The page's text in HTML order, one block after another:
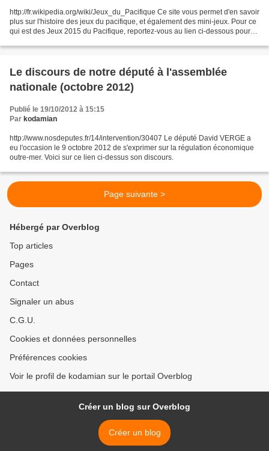
http://fr.wikipedia.org/wiki/Jeux_du_Pacifique Ce site vous permet d'en savoir
plus sur l'histoire des jeux du pacifique, et également des mini-jeux. Pour ce
qui est des Jeux 2015 du Pacifique, reportez-vous au lien ci-dessous pour
Le discours de notre député à l'assemblée
nationale (octobre 2012)
Publié le 19/10/2012 à 15:15
Par kodamian
http://www.nosdeputes.fr/14/intervention/30407 Le député David VERGE a
eu l'occasion le 9 octobre 2012 de s'exprimer sur la régulation économique
outre-mer. Voici sur ce lien ci-dessus son discours.
Page suivante >
Hébergé par Overblog
Top articles
Pages
Contact
Signaler un abus
C.G.U.
Cookies et données personnelles
Préférences cookies
Voir le profil de kodamian sur le portail Overblog
Créer un blog sur Overblog
Créer un blog